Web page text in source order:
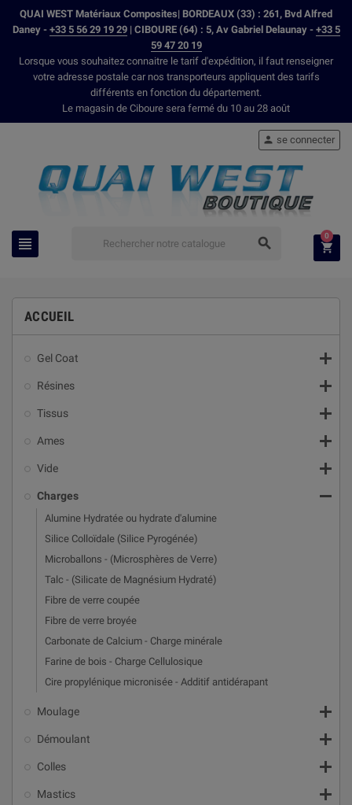
QUAI WEST Matériaux Composites| BORDEAUX (33) : 261, Bvd Alfred
Daney - +33 5 56 29 19 29| CIBOURE (64) : 5, Av Gabriel Delaunay - +33 5
59 47 20 19
Lorsque vous souhaitez connaitre le tarif d'expédition, il faut renseigner
votre adresse postale car nos transporteurs appliquent des tarifs
différents en fonction du département.
Le magasin de Ciboure sera fermé du 10 au 28 août
 
 se connecter

0
ACCUEIL
Gel Coat 
Résines 
Tissus 
Ames 
Vide 
Charges 
Alumine Hydratée ou hydrate d'alumine
Silice Colloïdale (Silice Pyrogénée)
Microballons - (Microsphères de Verre)
Talc - (Silicate de Magnésium Hydraté)
Fibre de verre coupée
Fibre de verre broyée
Carbonate de Calcium - Charge minérale
Farine de bois - Charge Cellulosique
Cire propylénique micronisée - Additif antidérapant
Moulage 
Démoulant 
Colles 
Mastics 